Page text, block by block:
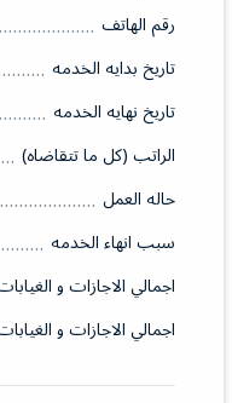
رقم الهاتف
تاريخ بدايه الخدمه
تاريخ نهايه الخدمه
الراتب (كل ما تتقاضاه)
حاله العمل
سبب انهاء الخدمه
اجمالي الاجازات و
اجمالي الاجازات و